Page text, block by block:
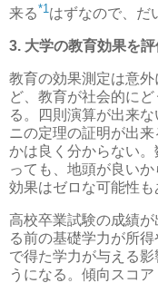
来る*1 はずなので、だ
3. 大学の教育効果を
教育の効果測定は意
ど、教育が社会的に
る。四則演算が出来
ニの定理の証明が出
かは良く分からない
っても、地頭が良い
効果はゼロな可能性も
高校卒業試験の成績
る前の基礎学力が所
で得た学力が与える
うになる。傾向スコ